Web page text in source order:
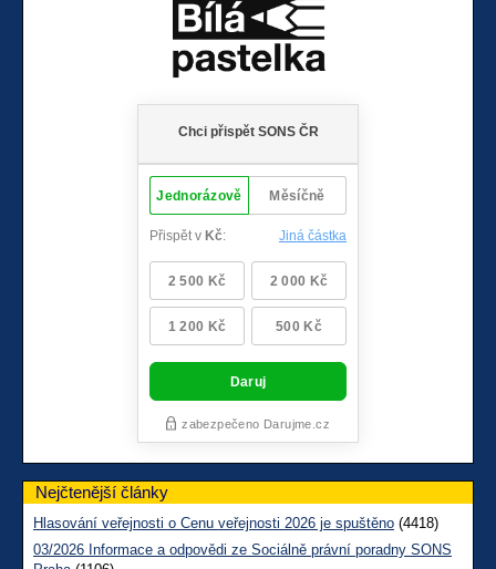
Nejčtenější články
Hlasování veřejnosti o Cenu veřejnosti 2026 je spuštěno (4418)
03/2026 Informace a odpovědi ze Sociálně právní poradny SONS